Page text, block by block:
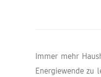
Immer mehr
Energiewende zu